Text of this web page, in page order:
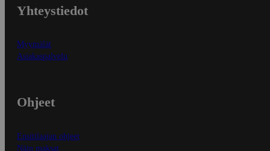
Yhteystiedot
Myymälät
Asiakaspalvelu
Ohjeet
Ensitilaajan ohjeet
Näin maksat